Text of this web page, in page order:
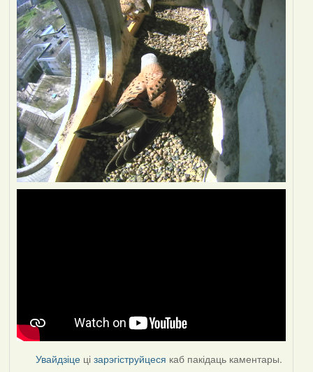
Увайдзіце цізарэгіструйцеся каб пакідаць каментары.